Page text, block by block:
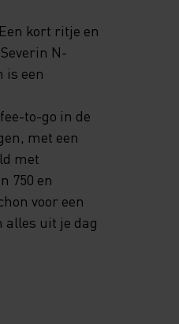
kort ritje en
N-
is een
to-go in de
met een
met
750 en
voor een
alles uit je dag